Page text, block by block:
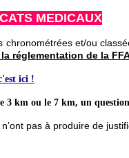
MEDICAUX
chronométrées et/ou
réglementation de la
ici !
3 km ou le 7 km, un
pas à produire de